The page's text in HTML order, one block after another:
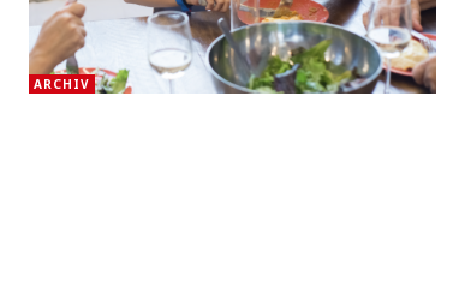
ARCHIV